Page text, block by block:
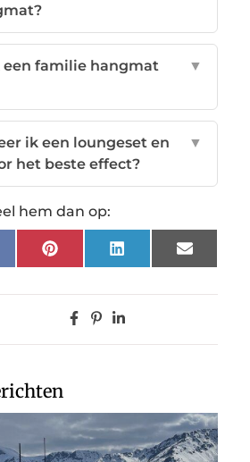
een familie hangmat
▼
ik een loungeset en
het beste effect?
▼
hem dan op:
PinterestLinkedInEmail